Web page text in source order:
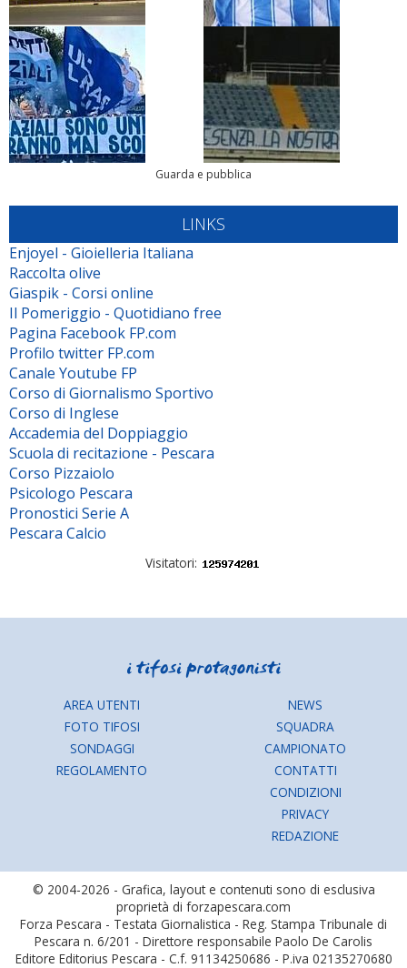
Guarda e pubblica
LINKS
Enjoyel - Gioielleria Italiana
Raccolta olive
Giaspik - Corsi online
Il Pomeriggio - Quotidiano free
Pagina Facebook FP.com
Profilo twitter FP.com
Canale Youtube FP
Corso di Giornalismo Sportivo
Corso di Inglese
Accademia del Doppiaggio
Scuola di recitazione - Pescara
Corso Pizzaiolo
Psicologo Pescara
Pronostici Serie A
Pescara Calcio
Visitatori:
AREA UTENTI
FOTO TIFOSI
SONDAGGI
REGOLAMENTO
NEWS
SQUADRA
CAMPIONATO
CONTATTI
CONDIZIONI
PRIVACY
REDAZIONE
© 2004-2026 - Grafica, layout e contenuti sono di esclusiva
proprietà di forzapescara.com
Forza Pescara - Testata Giornalistica - Reg. Stampa Tribunale di
Pescara n. 6/201 - Direttore responsabile Paolo De Carolis
Editore Editorius Pescara - C.f. 91134250686 - P.iva 02135270680